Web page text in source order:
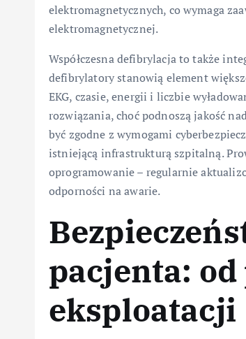
elektromagnetycznych, co wymaga
elektromagnetycznej.
Współczesna defibrylacja to także
defibrylatory stanowią element
EKG, czasie, energii i liczbie
rozwiązania, choć podnoszą jakość
być zgodne z wymogami
istniejącą infrastrukturą szpitalną.
oprogramowanie – regularnie
odporności na awarie.
pacjenta:
eksploatacji